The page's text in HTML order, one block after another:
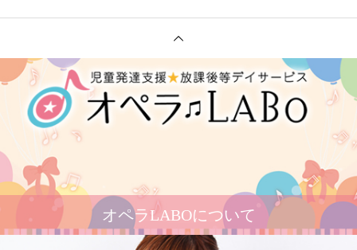
オペラLABOについて